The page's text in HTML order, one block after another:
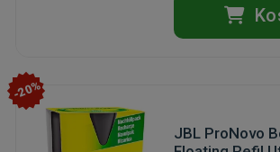
-20%
JBL ProNovo